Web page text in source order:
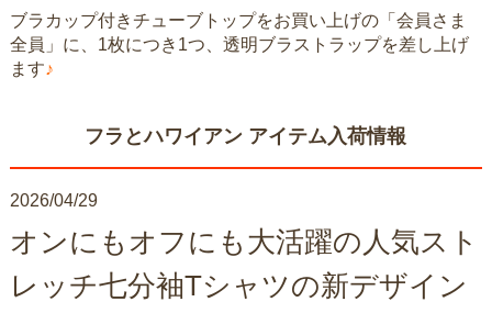
ブラカップ付きチューブトップをお買い上げの「会員さま
全員」に、1枚につき1つ、透明ブラストラップを差し上げ
ます♪
フラとハワイアン アイテム入荷情報
2026/04/29
オンにもオフにも大活躍の人気スト
レッチ七分袖Tシャツの新デザイン